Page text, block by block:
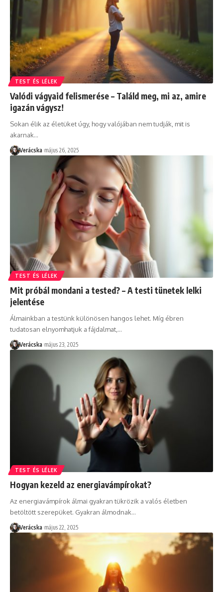
TEST ÉS LÉLEK
Valódi vágyaid felismerése – Találd meg, mi az, amire
igazán vágysz!
Sokan élik az életüket úgy, hogy valójában nem tudják, mit is
akarnak…
Verácska május 26, 2025
TEST ÉS LÉLEK
Mit próbál mondani a tested? – A testi tünetek lelki
jelentése
Álmainkban a testünk különösen hangos lehet. Míg ébren
tudatosan elnyomhatjuk a fájdalmat, …
Verácska május 23, 2025
TEST ÉS LÉLEK
Hogyan kezeld az energiavámpírokat?
Az energiavámpírok álmai gyakran tükrözik a valós életben
betöltött szerepüket. Gyakran álmodnak…
Verácska május 22, 2025